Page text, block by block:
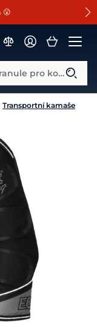
😮 ZDARMA 🐴
Co hledáte? Např. jezdecké boty, granule pro koně...
Transportní kamaše